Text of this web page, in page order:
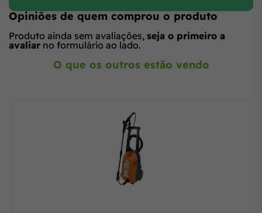
Opiniões de quem comprou o produto
Produto ainda sem avaliações, seja o primeiro a
avaliar no formulário ao lado.
O que os outros estão vendo